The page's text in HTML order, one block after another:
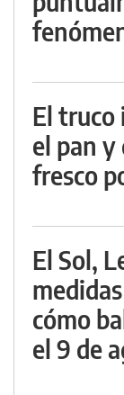
El truco
el pan y
fresco
El Sol,
cómo
el 9 de